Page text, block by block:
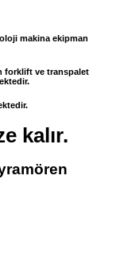
makina ekipman
forklift ve transpalet
kalır.